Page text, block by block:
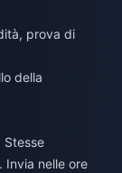
prova di
della
Stesse
Invia nelle ore